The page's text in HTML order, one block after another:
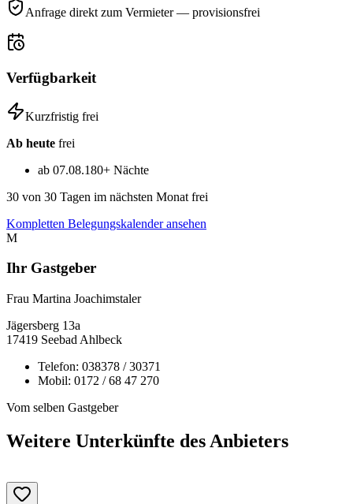
Anfrage direkt zum Vermieter — provisionsfrei
Verfügbarkeit
Kurzfristig frei
Ab heute frei
ab 07.08.180+ Nächte
30 von 30 Tagen im nächsten Monat frei
Kompletten Belegungskalender ansehen
M
Ihr Gastgeber
Frau Martina Joachimstaler
Jägersberg 13a
17419 Seebad Ahlbeck
Telefon: 038378 / 30371
Mobil: 0172 / 68 47 270
Vom selben Gastgeber
Weitere Unterkünfte des Anbieters